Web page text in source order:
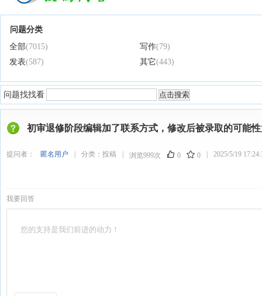
问题分类
全部(7015) 写作(79)
发表(587) 其它(443)
问题找找看
初审退修阶段编辑加了联系方式，修改后被录取的可能
提问者： 匿名用户 分类： 投稿 浏览999次 0 0 2025/5/19
我要回答